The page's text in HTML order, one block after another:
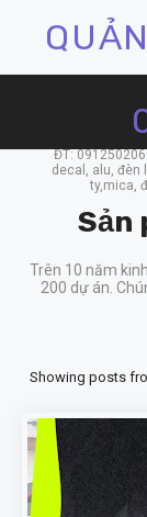
ĐT:
decal, alu, đèn
ty,mica,
Sản
Trên 10 năm
200 dự án.
Showing posts